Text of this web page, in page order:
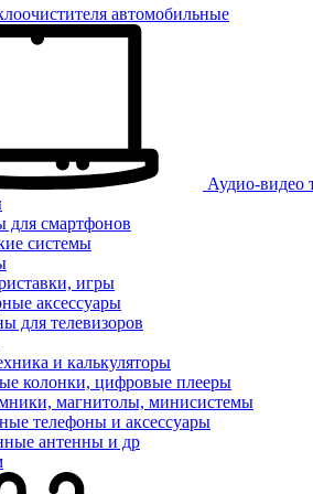
автомобильные
Аудио-видео
для смартфонов
системы
игры
аксессуары
для телевизоров
и калькуляторы
колонки, цифровые плееры
магнитолы, минисистемы
телефоны и аксессуары
антенны и др